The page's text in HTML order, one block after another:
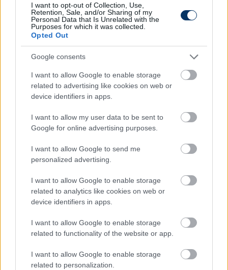
I want to opt-out of Collection, Use,
Retention, Sale, and/or Sharing of my
Personal Data that Is Unrelated with the
Purposes for which it was collected.
Opted Out
Google consents
I want to allow Google to enable storage
related to advertising like cookies on web or
device identifiers in apps.
I want to allow my user data to be sent to
Google for online advertising purposes.
I want to allow Google to send me
personalized advertising.
I want to allow Google to enable storage
related to analytics like cookies on web or
device identifiers in apps.
I want to allow Google to enable storage
related to functionality of the website or app.
I want to allow Google to enable storage
related to personalization.
MAGYAR VÁLOGATOTT
Két játékos még pályára sem lépett,
de már elhagyta válogatott
Szalai Attila a válogatottba és akár a
Bundesligába is visszatérne: "Soha nem
voltam az a típus, aki konfliktust keres
Légiósok: Szalai Attila nem került be új
csapata meccskeretébe, de nem olyan
nagy a baj
LÉGIÓSOK
mélypontjáról: "A híresztelések 70
százaléka kacsa volt"
LÉGIÓSOK